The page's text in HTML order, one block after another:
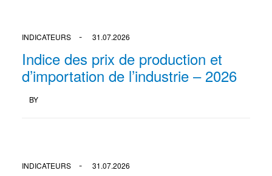
INDICATEURS 31.07.2026
Indice des prix de production et
d’importation de l’industrie – 2026
BY
INDICATEURS 31.07.2026